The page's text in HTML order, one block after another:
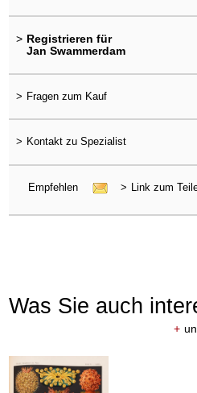
> Registrieren für
Jan Swammerdam
> Fragen zum Kauf
> Kontakt zu Spezialist
Empfehlen > Link zum
Was Sie auch
+